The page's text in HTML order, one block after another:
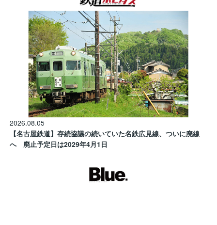
2026.08.05
【名古屋鉄道】存続協議の続いていた名鉄広見線、ついに廃線
へ 廃止予定日は2029年4月1日